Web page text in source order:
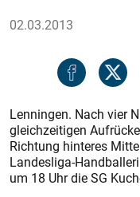
02.03.2013
Lenningen. Nach vier
gleichzeitigen
Richtung hinteres
Landesliga-
um 18 Uhr die SG